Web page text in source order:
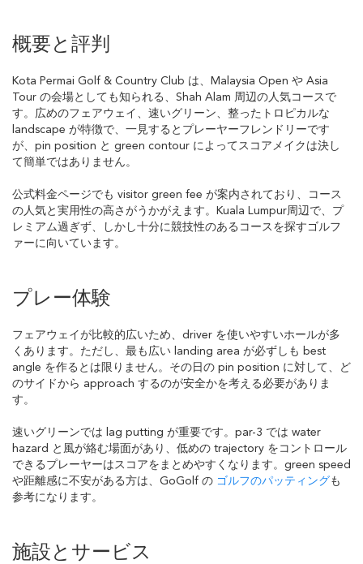
概要と評判
Kota Permai Golf & Country Club は、Malaysia Open や Asia
Tour の会場としても知られる、Shah Alam 周辺の人気コースで
す。広めのフェアウェイ、速いグリーン、整ったトロピカルな
landscape が特徴で、一見するとプレーヤーフレンドリーです
が、pin position と green contour によってスコアメイクは決し
て簡単ではありません。
公式料金ページでも visitor green fee が案内されており、コース
の人気と実用性の高さがうかがえます。Kuala Lumpur周辺で、プ
レミアム過ぎず、しかし十分に競技性のあるコースを探すゴルフ
ァーに向いています。
プレー体験
フェアウェイが比較的広いため、driver を使いやすいホールが多
くあります。ただし、最も広い landing area が必ずしも best
angle を作るとは限りません。その日の pin position に対して、ど
のサイドから approach するのが安全かを考える必要がありま
す。
速いグリーンでは lag putting が重要です。par-3 では water
hazard と風が絡む場面があり、低めの trajectory をコントロール
できるプレーヤーはスコアをまとめやすくなります。green speed
や距離感に不安がある方は、GoGolf の ゴルフのパッティングも
参考になります。
施設とサービス